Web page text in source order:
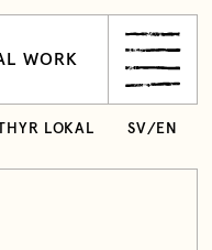
WORK
HYR LOKAL SV/ EN